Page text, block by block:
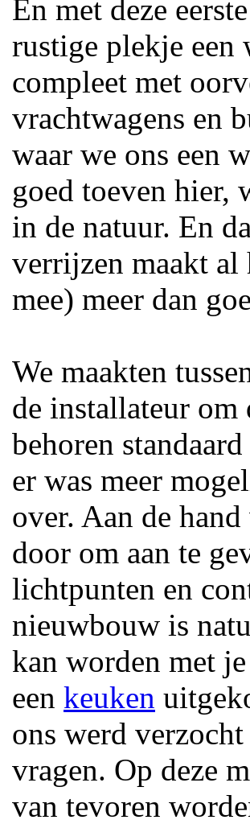
En met deze
rustige plekje een
compleet met
vrachtwagens en
waar we ons een
goed toeven hier,
in de natuur. En
verrijzen maakt al
mee) meer dan
We maakten
de installateur
behoren
er was meer
over. Aan de
door om aan te
lichtpunten en
nieuwbouw is
kan worden met
een keuken
ons werd
vragen. Op deze
van tevoren